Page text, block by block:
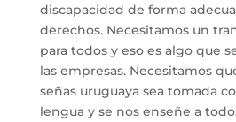
discapacidad de forma
derechos. Necesitamos un
para todos y eso es algo que
las empresas. Necesitamos
señas uruguaya sea tomada
lengua y se nos enseñe a